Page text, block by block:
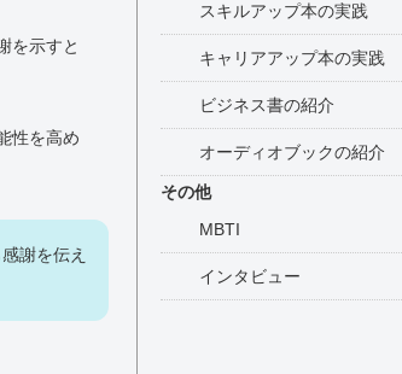
を示すと
性を高め
謝を伝え
スキルアップ本の実践
キャリアアップ本の実践
ビジネス書の紹介
オーディオブックの紹介
その他
MBTI
インタビュー